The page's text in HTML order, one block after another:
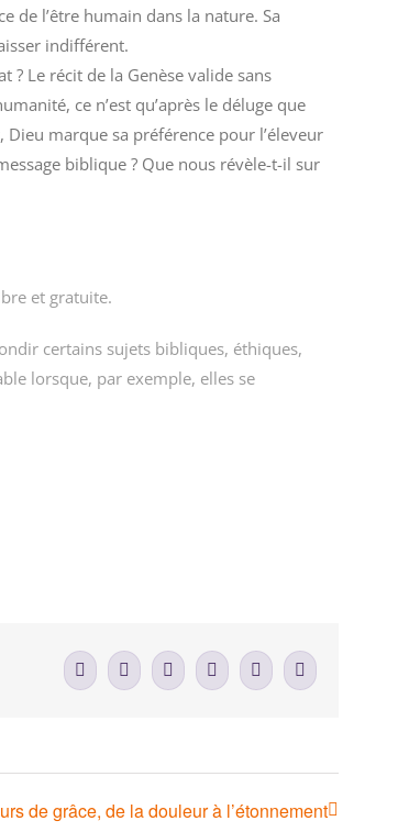
de l’être humain dans la nature. Sa
indifférent.
? Le récit de la Genèse valide sans
ce n’est qu’après le déluge que
marque sa préférence pour l’éleveur
biblique ? Que nous révèle-t-il sur
et gratuite.
certains sujets bibliques, éthiques,
lorsque, par exemple, elles se
Facebook
X LinkedInWhatsApp
TumblrEmail
de grâce, de la douleur à l’étonnement